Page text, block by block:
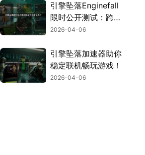
引擎坠落Enginefall
限时公开测试：跨国
网络流畅体验指南！
2026-04-06
引擎坠落加速器助你
稳定联机畅玩游戏！
2026-04-06